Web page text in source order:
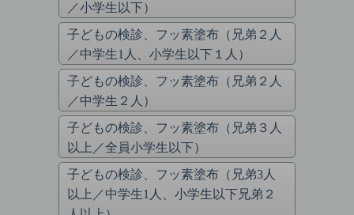
／小学生以下）
子どもの検診、フッ素塗布（兄弟２人
／中学生1人、小学生以下１人）
子どもの検診、フッ素塗布（兄弟２人
／中学生２人）
子どもの検診、フッ素塗布（兄弟３人
以上／全員小学生以下）
子どもの検診、フッ素塗布（兄弟3人
以上／中学生1人、小学生以下兄弟２